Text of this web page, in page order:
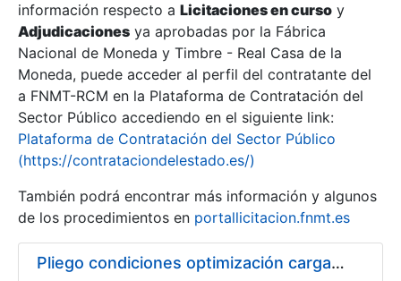
Mostra/Amaga
Mostra/Amaga
información respecto a Licitaciones en curso y
Adjudicaciones ya aprobadas por la Fábrica
Nacional de Moneda y Timbre - Real Casa de la
Moneda, puede acceder al perfil del contratante del
a FNMT-RCM en la Plataforma de Contratación del
Sector Público accediendo en el siguiente link:
Plataforma de Contratación del Sector Público
(https://contrataciondelestado.es/)
También podrá encontrar más información y algunos
de los procedimientos en portallicitacion.fnmt.es
Pliego condiciones optimización cargas compras firmado